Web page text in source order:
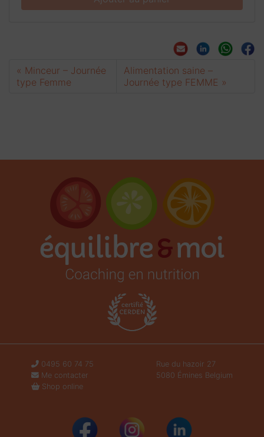
Minceur – Journée
type Femme
Alimentation saine –
Journée type FEMME
0495 60 74 75
Me contacter
Shop online
Rue du hazoir 27
5080 Émines Belgium